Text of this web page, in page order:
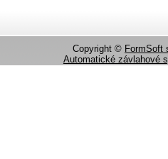
Copyright © FormSoft
Automatické závlahové